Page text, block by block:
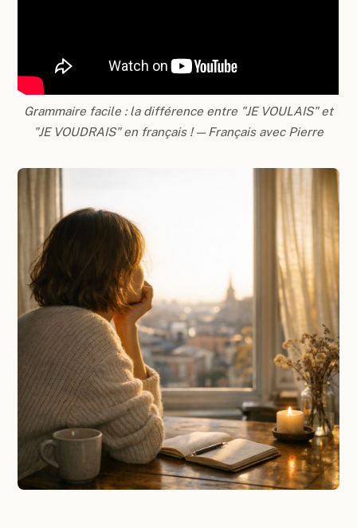
Grammaire facile : la différence entre "JE VOULAIS" et
"JE VOUDRAIS" en français ! — Français avec Pierre